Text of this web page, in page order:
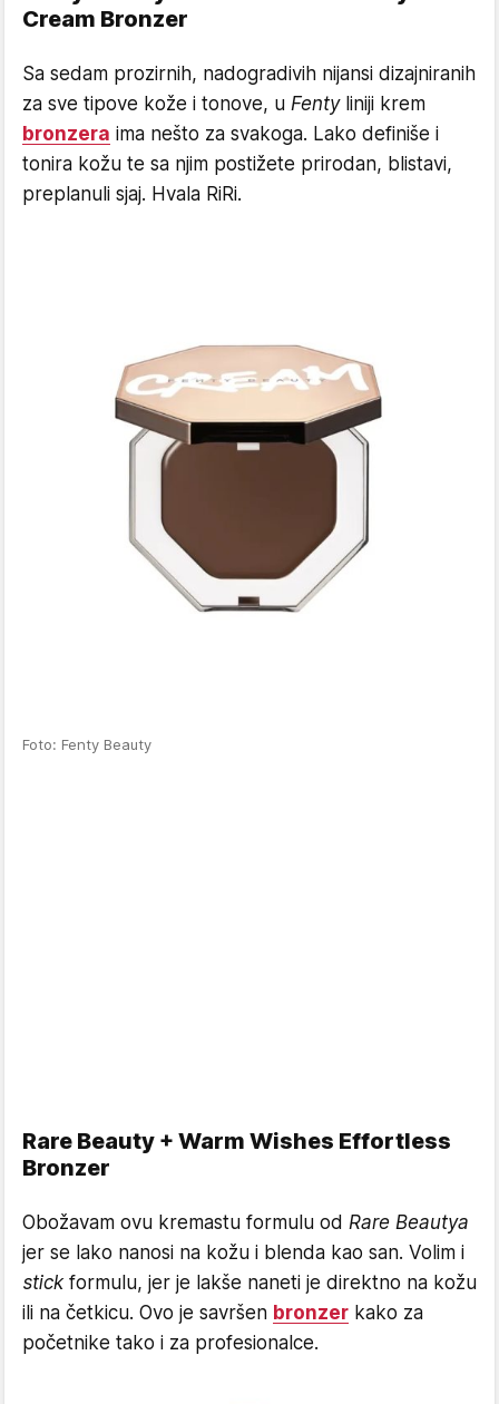
Cream Bronzer
Sa sedam prozirnih, nadogradivih nijansi dizajniranih
za sve tipove kože i tonove, u Fentyliniji krem
bronzera ima nešto za svakoga. Lako definiše i
tonira kožu te sa njim postižete prirodan, blistavi,
preplanuli sjaj. Hvala RiRi.
Foto: Fenty Beauty
Rare Beauty + Warm Wishes Effortless
Bronzer
Obožavam ovu kremastu formulu od Rare Beautya
jer se lako nanosi na kožu i blenda kao san. Volim i
stickformulu, jer je lakše naneti je direktno na kožu
ili na četkicu. Ovo je savršen bronzer kako za
početnike tako i za profesionalce.